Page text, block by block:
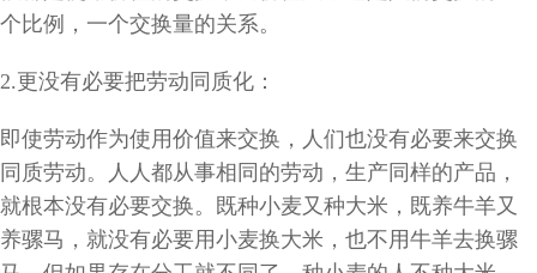
个比例，一个交换量的关系。
2.更没有必要把劳动同质化：
即使劳动作为使用价值来交换，人们也没有必要来交换
同质劳动。人人都从事相同的劳动，生产同样的产品，
就根本没有必要交换。既种小麦又种大米，既养牛羊又
养骡马，就没有必要用小麦换大米，也不用牛羊去换骡